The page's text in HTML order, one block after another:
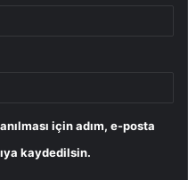
için adım, e-posta
kaydedilsin.